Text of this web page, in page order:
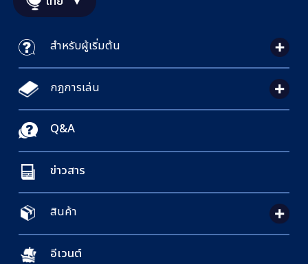
สำหรับผู้เริ่มต้น
กฎการเล่น
Q&A
ข่าวสาร
สินค้า
อีเวนต์